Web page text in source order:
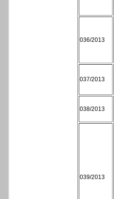
036/2013
037/2013
038/2013
039/2013